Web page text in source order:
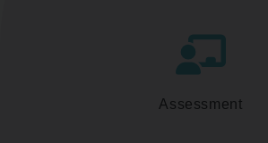
Assessment